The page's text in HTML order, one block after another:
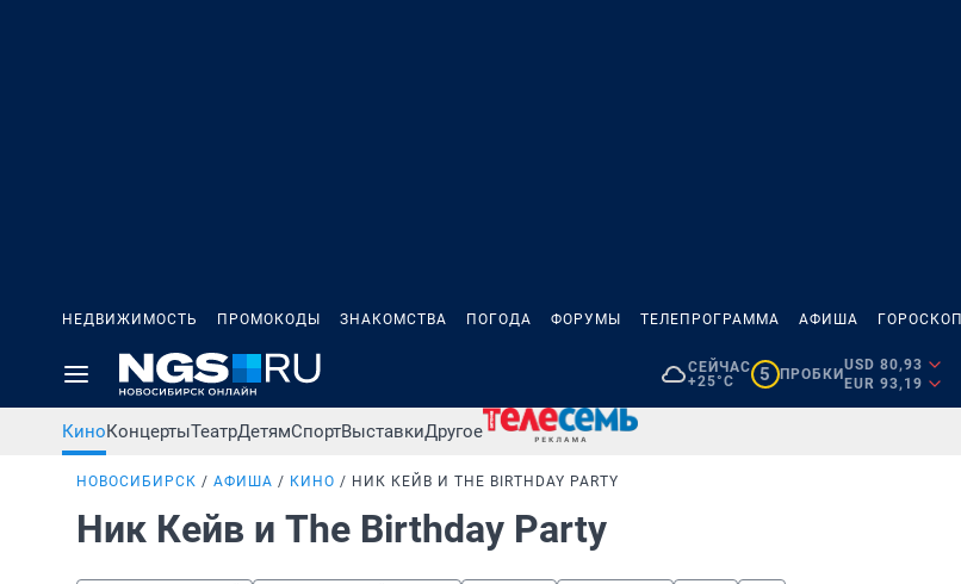
НЕДВИЖИМОСТЬ ПРОМОКОДЫ ЗНАКОМСТВА ПОГОДА ФОРУМЫ ТЕЛЕПРОГРАММА АФИША ГОРОСКОП
СЕЙЧАС
+25°C
5 ПРОБКИ
USD 80,93
EUR 93,19
КиноКонцертыТеатрДетямСпортВыставкиДругое
НОВОСИБИРСК АФИША КИНО НИК КЕЙВ И THE BIRTHDAY PARTY
Ник Кейв и The Birthday Party